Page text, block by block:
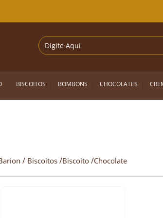
BISCOITOS BOMBONS CHOCOLATES
Biscoitos Biscoito Chocolate